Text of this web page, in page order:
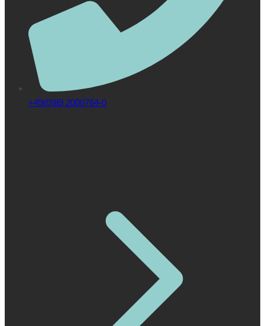
+49(0)89 2000764-0